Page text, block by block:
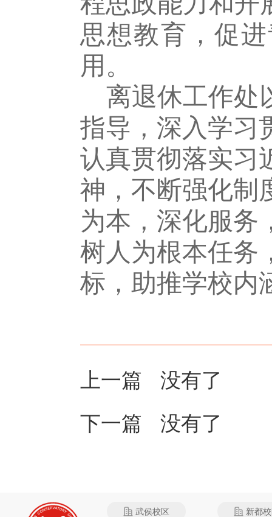
思想教育，促
用。
离退休工作处
指导，深入学习
认真贯彻落实习
神，不断强化制
为本，深化服务
树人为根本任务
标，助推学校内
上一篇 没有了
下一篇 没有了
武侯校区 新都